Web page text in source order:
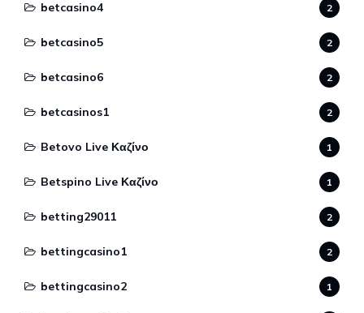
betcasino4 2
betcasino5 2
betcasino6 2
betcasinos1 2
Betovo Live Καζίνο 1
Betspino Live Καζίνο 1
betting29011 2
bettingcasino1 2
bettingcasino2 1